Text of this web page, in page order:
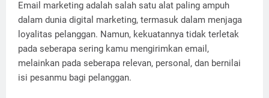
Email marketing adalah salah satu alat paling ampuh
dalam dunia digital marketing, termasuk dalam menjaga
loyalitas pelanggan. Namun, kekuatannya tidak terletak
pada seberapa sering kamu mengirimkan email,
melainkan pada seberapa relevan, personal, dan bernilai
isi pesanmu bagi pelanggan.